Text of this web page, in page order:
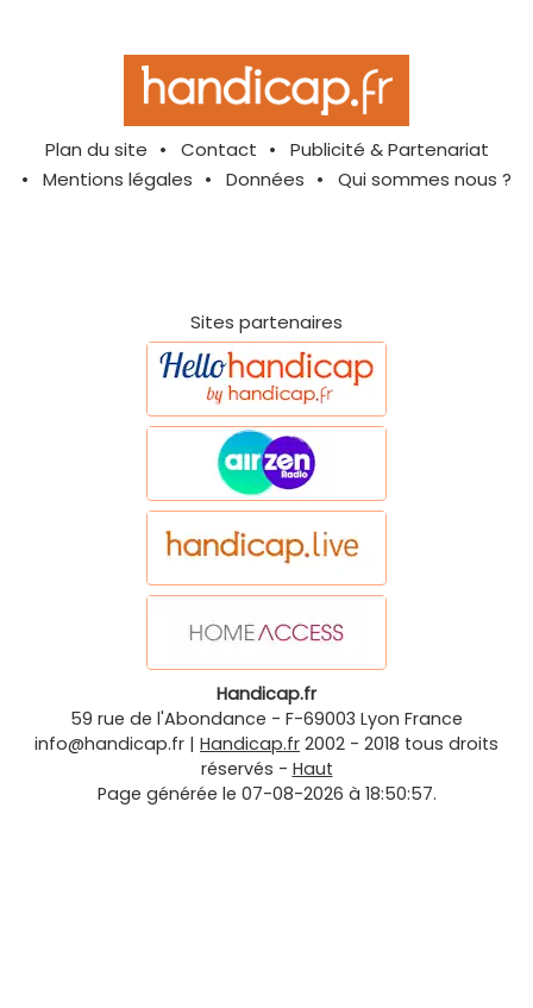
Plan du site Contact
Publicité & Partenariat
Mentions légales
Données Qui sommes nous ?
Sites partenaires
Handicap.fr
59 rue de l'Abondance - F-69003 Lyon France
info@handicap.fr | Handicap.fr 2002 - 2018 tous droits
réservés - Haut
Page générée le 07-08-2026 à 18:50:57.